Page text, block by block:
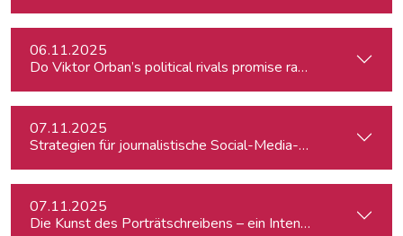
06.11.2025
Do Viktor Orban’s political rivals promise radical policy
07.11.2025
Strategien für journalistische Social-Media-Recherchen
07.11.2025
Die Kunst des Porträtschreibens – ein Intensiv-Workshop